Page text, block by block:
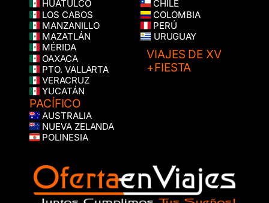
HUATULCO
LOS CABOS
MANZANILLO
MAZATLÁN
MÉRIDA
OAXACA
PTO. VALLARTA
VERACRUZ
YUCATÁN
PACÍFICO
AUSTRALIA
NUEVA ZELANDA
POLINESIA
CHILE
COLOMBIA
PERÚ
URUGUAY
VIAJES DE XV
+FIESTA